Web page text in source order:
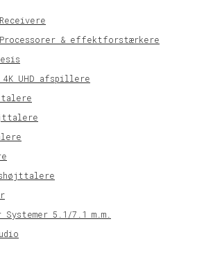
Processorer & effektforstærkere
4K UHD afspillere
5.1/7.1 m.m.